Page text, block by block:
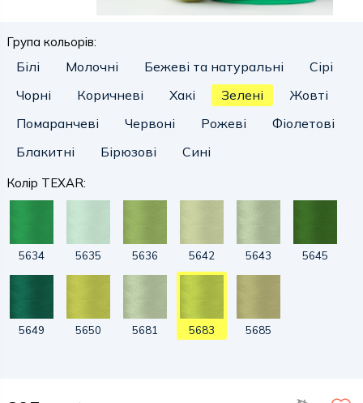
Група кольорів:
Білі Молочні Бежеві та натуральні
Сірі
Чорні
Коричневі Хакі Зелені
Жовті
Помаранчеві
Червоні Рожеві
Фіолетові
Блакитні
Бірюзові Сині
Колір TEXAR:
5634 5635 5636 5642 5643 5645
5649 5650 5681 5683 5685